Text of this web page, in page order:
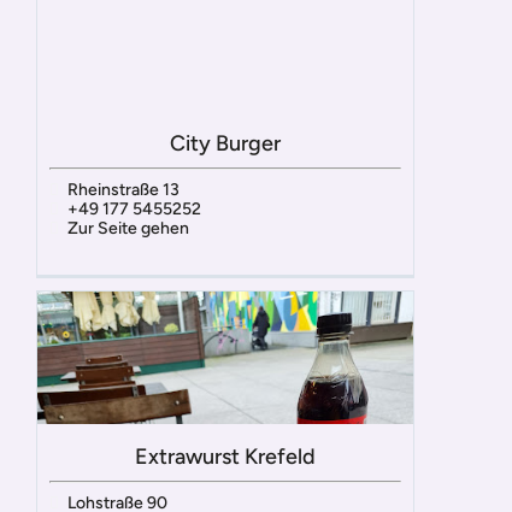
City Burger
Rheinstraße 13
+49 177 5455252
Zur Seite gehen
Extrawurst Krefeld
Lohstraße 90